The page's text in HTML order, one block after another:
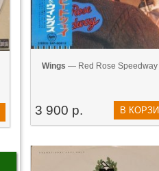
Wings — Red Rose Speedway
3 900 р. В